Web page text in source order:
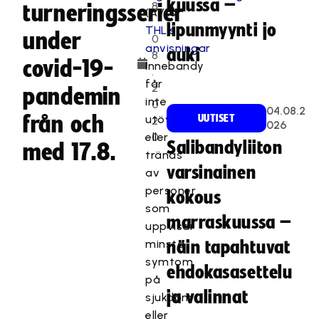
turneringsserier
under
covid-19-
pandemin
från och
med 17.8.
8
.
0
8
.
2
0
2
0
(AVI:s)
THL:s
anvisningar
Innebandy
får
inte
utövas
eller
tränas
av
personer
som
uppvisar
minsta
symtom
på
sjukdom
eller
kuussa –
lipunmyynti jo
auki
UUTISET
04.08.2
026
Salibandyliiton
varsinainen
kokous
marraskuussa –
näin tapahtuvat
ehdokasasettelu
ja valinnat